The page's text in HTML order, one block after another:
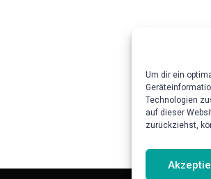
Um dir ein
Technologien
auf dieser
zurückziehst,